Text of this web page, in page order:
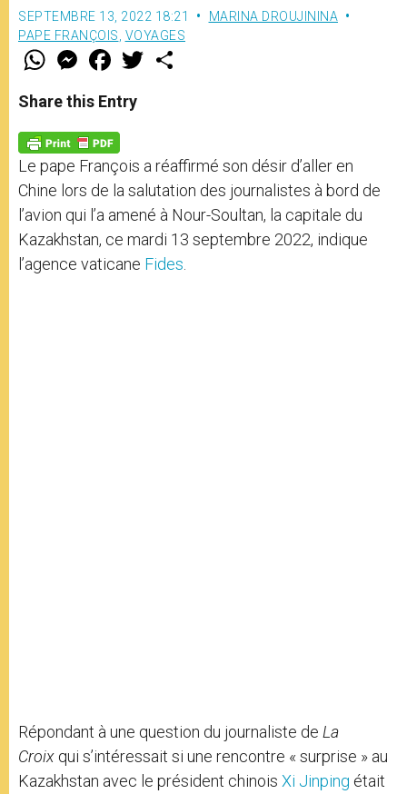
SEPTEMBRE 13, 2022 18:21
MARINA DROUJININA
PAPE FRANÇOIS VOYAGES
W
t
s
p
p
M
e
s
e
g
e
r
F
a
e
b
o
k
w
Share this Entry
Le pape François a réaffirmé son désir d’aller en
Chine lors de la salutation des journalistes à bord de
l’avion qui l’a amené à Nour-Soultan, la capitale du
Kazakhstan, ce mardi 13 septembre 2022, indique
l’agence vaticane Fides
Répondant à une question du journaliste de La
Croix qui s’intéressait si une rencontre « surprise » au
Kazakhstan avec le président chinois Xi Jinping était